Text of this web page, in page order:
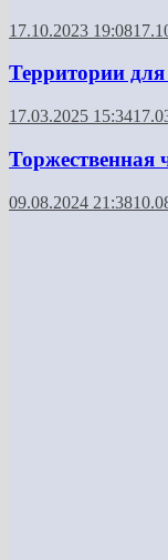
17.10.2023 19:08
Территории
17.03.2025 15:34
Торжественная
09.08.2024 21:38